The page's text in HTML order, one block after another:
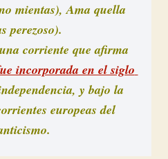
mientas), Ama quella
perezoso).
corriente que afirma
incorporada en el siglo
y bajo la
europeas del